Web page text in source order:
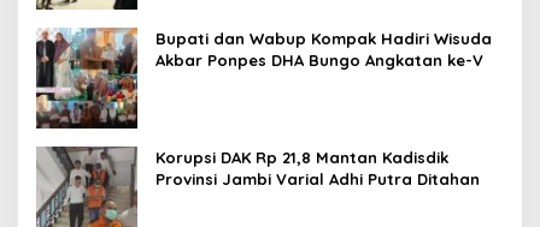
Bupati dan Wabup Kompak Hadiri Wisuda
Akbar Ponpes DHA Bungo Angkatan ke-V
Korupsi DAK Rp 21,8 Mantan Kadisdik
Provinsi Jambi Varial Adhi Putra Ditahan